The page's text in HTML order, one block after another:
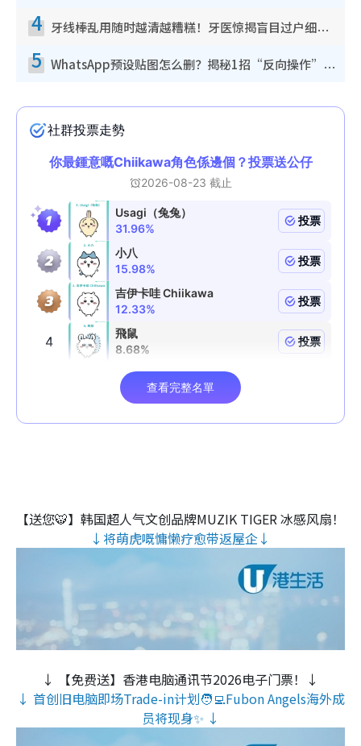
4 牙线棒乱用随时越清越糟糕！牙医惊揭盲目过户细菌恐致龋齿：这种才是日常真保养
5 WhatsApp预设贴图怎么删？揭秘1招“反向操作”还原简洁界面 附3步实测教程
【送您🐯】韩国超人气文创品牌MUZIK TIGER 冰感风扇！
↓将萌虎嘅慵懒疗愈带返屋企↓
↓ 【免费送】香港电脑通讯节2026电子门票！↓
↓ 首创旧电脑即场Trade-in计划🧑‍💻Fubon Angels海外成
员将现身✨ ↓